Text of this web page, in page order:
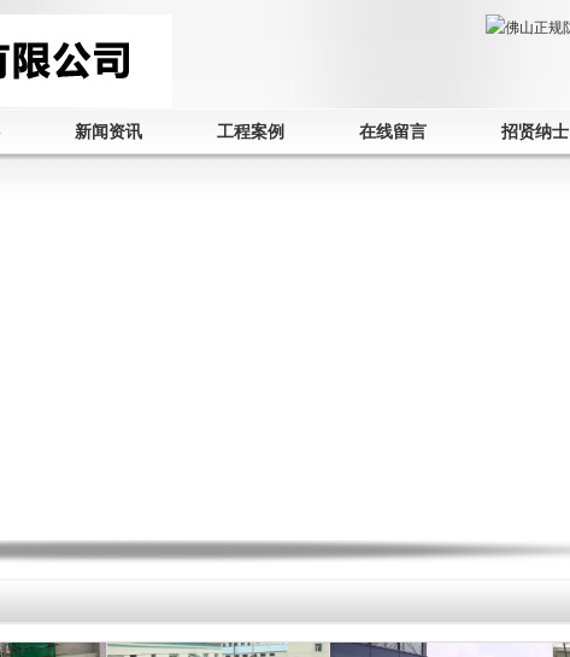
新闻资讯 工程案例 在线留言 招贤纳士